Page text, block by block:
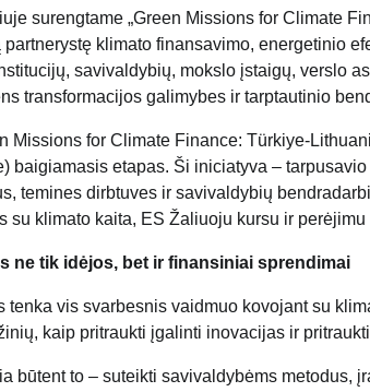
surengtame „Green Missions for Climate
klimato finansavimo, energetinio
savivaldybių, mokslo įstaigų, verslo
transformacijos galimybes ir tarptautinio
Missions for Climate Finance: Türkiye-
baigiamasis etapas. Ši iniciatyva –
temines dirbtuves ir savivaldybių
su klimato kaita, ES Žaliuoju kursu ir
ne tik idėjos, bet ir finansiniai sprendimai
vis svarbesnis vaidmuo kovojant su
kaip pritraukti įgalinti inovacijas ir
būtent to – suteikti savivaldybėms metodus,